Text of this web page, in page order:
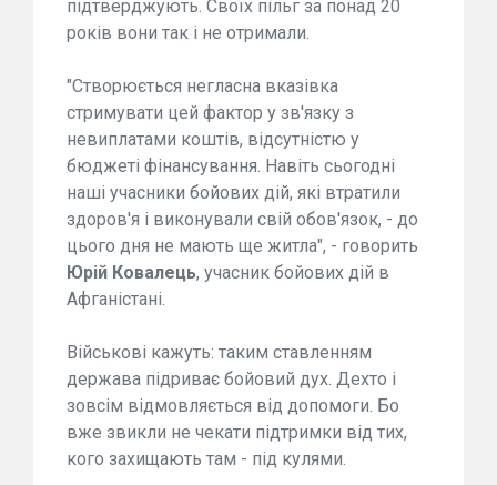
підтверджують. Своїх пільг за понад 20
років вони так і не отримали.
"Створюється негласна вказівка
стримувати цей фактор у зв'язку з
невиплатами коштів, відсутністю у
бюджеті фінансування. Навіть сьогодні
наші учасники бойових дій, які втратили
здоров'я і виконували свій обов'язок, - до
цього дня не мають ще житла", - говорить
Юрій Ковалець, учасник бойових дій в
Афганістані.
Військові кажуть: таким ставленням
держава підриває бойовий дух. Дехто і
зовсім відмовляється від допомоги. Бо
вже звикли не чекати підтримки від тих,
кого захищають там - під кулями.